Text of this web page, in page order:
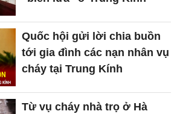
Quốc hội gửi lời chia buồn
tới gia đình các nạn nhân vụ
cháy tại Trung Kính
Từ vụ cháy nhà trọ ở Hà